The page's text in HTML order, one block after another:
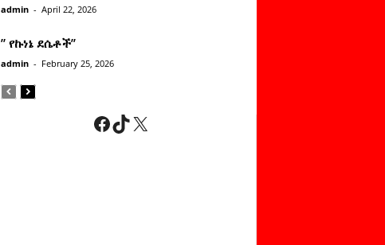
admin - April 22, 2026
” የኩነኔ ደሴቶች’’
admin - February 25, 2026
Facebook
TikTok
X